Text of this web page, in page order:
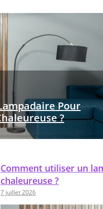
Pour
?
simple objet lumineux : il
Comment utiliser un
chaleureuse ?
7 juillet 2026